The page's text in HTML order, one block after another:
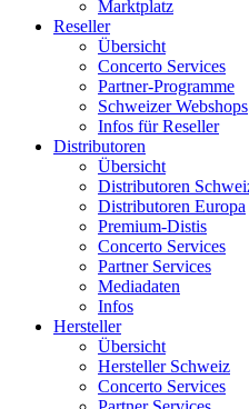
Marktplatz
Reseller
Übersicht
Concerto Services
Partner-Programme
Schweizer Webshops
Infos für Reseller
Distributoren
Übersicht
Distributoren
Distributoren Europa
Premium-Distis
Concerto Services
Partner Services
Mediadaten
Infos
Hersteller
Übersicht
Hersteller Schweiz
Concerto Services